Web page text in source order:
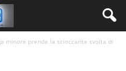
minore prende la scioccante svolta di